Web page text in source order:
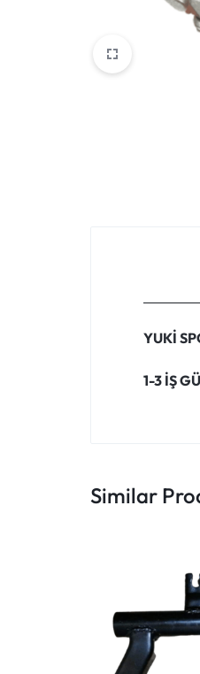
YAMAHA
YUKİ
1-3 İŞ
Similar